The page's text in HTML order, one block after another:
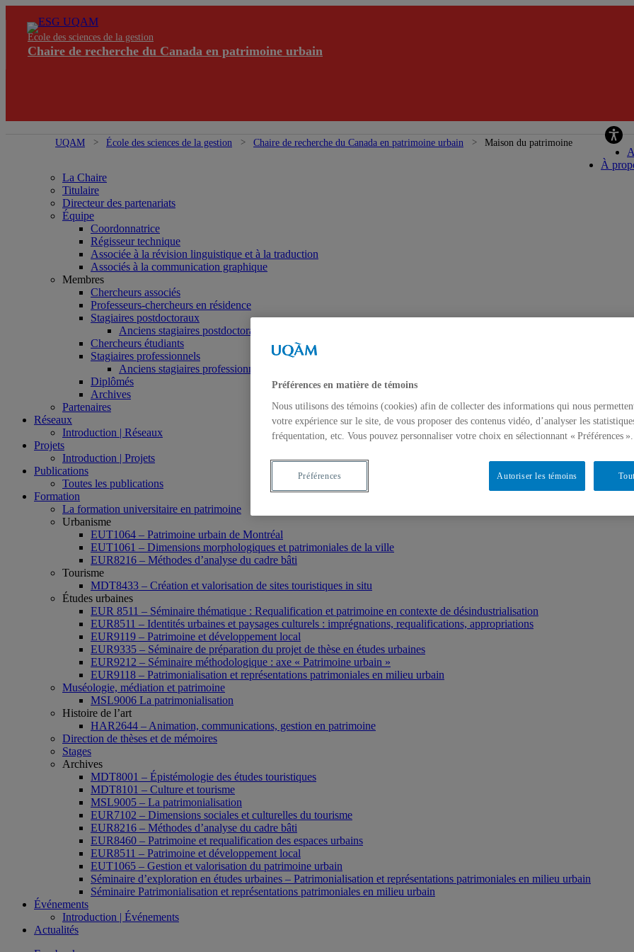
École des sciences de la gestion
Chaire de recherche du Canada en patrimoine urbain
UQAM École des sciences de la gestion Chaire de recherche du Canada en patrimoine urbain Maison du patrimoine
À
La Chaire
Titulaire
Directeur des partenariats
Équipe
Coordonnatrice
Régisseur technique
Associée à la révision linguistique et à la traduction
Associés à la communication graphique
Membres
Chercheurs associés
Professeurs-chercheurs en résidence
Stagiaires postdoctoraux
Anciens stagiaires postdoctoraux
Chercheurs étudiants
Stagiaires professionnels
Anciens stagiaires professionnels
Diplômés
Archives
Partenaires
Réseaux
Introduction | Réseaux
Projets
Introduction | Projets
Publications
Toutes les publications
Formation
La formation universitaire en patrimoine
Urbanisme
EUT1064 – Patrimoine urbain de Montréal
EUT1061 – Dimensions morphologiques et patrimoniales de la ville
EUR8216 – Méthodes d’analyse du cadre bâti
Tourisme
MDT8433 – Création et valorisation de sites touristiques in situ
Études urbaines
EUR 8511 – Séminaire thématique : Requalification et patrimoine en contexte de désindustrialisation
EUR8511 – Identités urbaines et paysages culturels : imprégnations, requalifications, appropriations
EUR9119 – Patrimoine et développement local
EUR9335 – Séminaire de préparation du projet de thèse en études urbaines
EUR9212 – Séminaire méthodologique : axe « Patrimoine urbain »
EUR9118 – Patrimonialisation et représentations patrimoniales en milieu urbain
Muséologie, médiation et patrimoine
MSL9006 La patrimonialisation
Histoire de l’art
HAR2644 – Animation, communications, gestion en patrimoine
Direction de thèses et de mémoires
Stages
Archives
MDT8001 – Épistémologie des études touristiques
MDT8101 – Culture et tourisme
MSL9005 – La patrimonialisation
EUR7102 – Dimensions sociales et culturelles du tourisme
EUR8216 – Méthodes d’analyse du cadre bâti
EUR8460 – Patrimoine et requalification des espaces urbains
EUR8511 – Patrimoine et développement local
EUT1065 – Gestion et valorisation du patrimoine urbain
Séminaire d’exploration en études urbaines – Patrimonialisation et représentations patrimoniales en milieu urbain
Séminaire Patrimonialisation et représentations patrimoniales en milieu urbain
Événements
Introduction | Événements
Actualités
Préférences en matière de témoins
Nous utilisons des témoins (cookies) afin de collecter des informations qui nous
votre expérience sur le site, de vous proposer des contenus vidéo, d’analyser les
fréquentation, etc. Vous pouvez personnaliser votre choix en sélectionnant « Préférences ».
Autoriser les témoins
Préférences